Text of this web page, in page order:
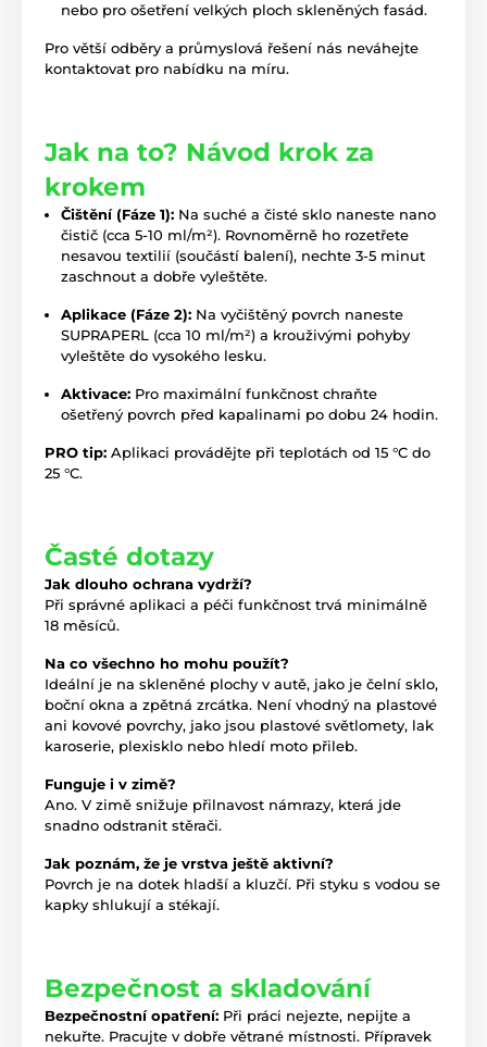
nebo pro ošetření velkých ploch skleněných fasád.
Pro větší odběry a průmyslová řešení nás neváhejte
kontaktovat pro nabídku na míru.
Jak na to? Návod krok za
krokem
Čištění (Fáze 1): Na suché a čisté sklo naneste nano
čistič (cca 5-10 ml/m²). Rovnoměrně ho rozetřete
nesavou textilií (součástí balení), nechte 3-5 minut
zaschnout a dobře vyleštěte.
Aplikace (Fáze 2): Na vyčištěný povrch naneste
SUPRAPERL (cca 10 ml/m²) a krouživými pohyby
vyleštěte do vysokého lesku.
Aktivace: Pro maximální funkčnost chraňte
ošetřený povrch před kapalinami po dobu 24 hodin.
PRO tip: Aplikaci provádějte při teplotách od 15 °C do
25 °C.
Časté dotazy
Jak dlouho ochrana vydrží?
Při správné aplikaci a péči funkčnost trvá minimálně
18 měsíců.
Na co všechno ho mohu použít?
Ideální je na skleněné plochy v autě, jako je čelní sklo,
boční okna a zpětná zrcátka. Není vhodný na plastové
ani kovové povrchy, jako jsou plastové světlomety, lak
karoserie, plexisklo nebo hledí moto přileb.
Funguje i v zimě?
Ano. V zimě snižuje přilnavost námrazy, která jde
snadno odstranit stěrači.
Jak poznám, že je vrstva ještě aktivní?
Povrch je na dotek hladší a kluzčí. Při styku s vodou se
kapky shlukují a stékají.
Bezpečnost a skladování
Bezpečnostní opatření: Při práci nejezte, nepijte a
nekuřte. Pracujte v dobře větrané místnosti. Přípravek